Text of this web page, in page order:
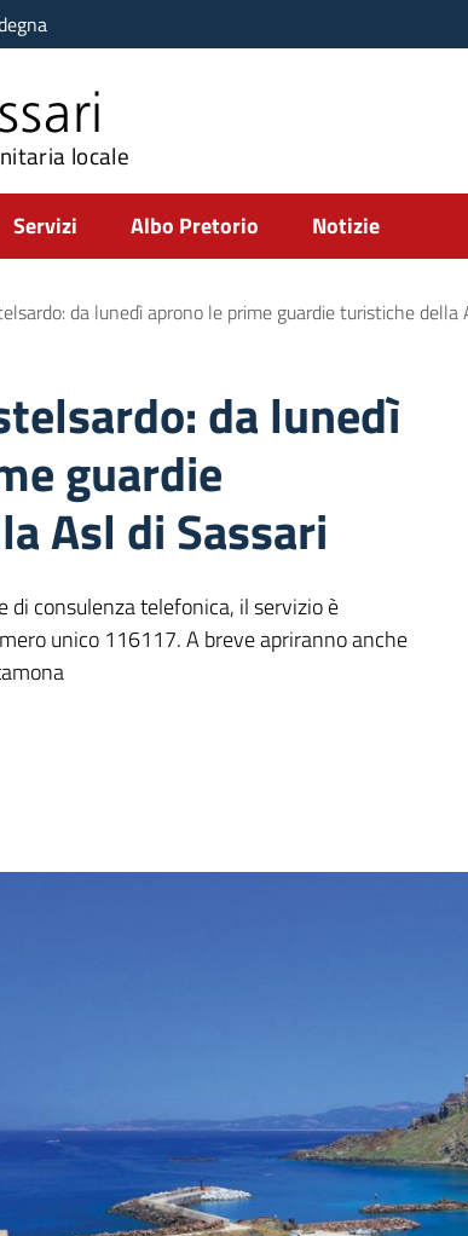
locale
Servizi Albo Pretorio Notizie
da lunedì aprono le prime guardie turistiche della
da lunedì
guardie
Asl di Sassari
consulenza telefonica, il servizio è
unico 116117. A breve apriranno anche